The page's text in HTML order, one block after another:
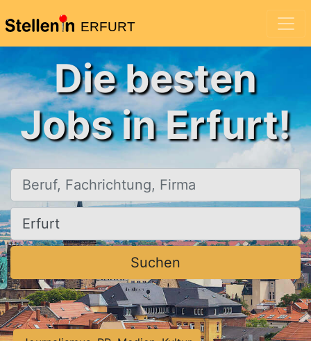
ERFURT
Die besten
Jobs in Erfurt!
Beruf, Fachrichtung, Firma
Ort, Stadt
Suchen